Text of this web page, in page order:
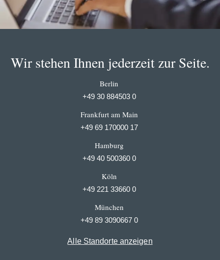
Wir stehen Ihnen jederzeit zur Seite.
Berlin
+49 30 884503 0
Frankfurt am Main
+49 69 170000 17
Hamburg
+49 40 500360 0
Köln
+49 221 33660 0
München
+49 89 3090667 0
Alle Standorte anzeigen